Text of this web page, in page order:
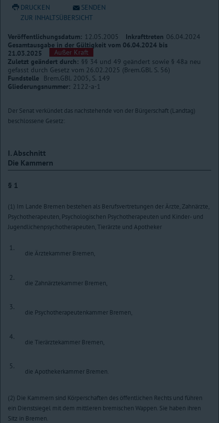
DRUCKEN
SENDEN
ZUR INHALTSÜBERSICHT
Veröffentlichungsdatum: 12.05.2005 Inkrafttreten 06.04.2024
Gesamtausgabe in der Gültigkeit vom 06.04.2024 bis
21.03.2025
Außer Kraft
Zuletzt geändert durch: §§ 34 und 49 geändert sowie § 48a neu
gefasst durch Gesetz vom 26.02.2025 (Brem.GBl. S. 56)
Fundstelle
Brem.GBl. 2005, S. 149
Gliederungsnummer: 2122-a-1
Der Senat verkündet das nachstehende von der Bürgerschaft (Landtag)
beschlossene Gesetz:
I. Abschnitt
Die Kammern
§ 1
(1) Im Lande Bremen bestehen als Berufsvertretungen der Ärzte, Zahnärzte,
Psychotherapeuten, Psychologischen Psychotherapeuten und Kinder- und
Jugendlichenpsychotherapeuten, Tierärzte und Apotheker
1.
die Ärztekammer Bremen,
2.
die Zahnärztekammer Bremen,
3.
die Psychotherapeutenkammer Bremen,
4.
die Tierärztekammer Bremen,
5.
die Apothekerkammer Bremen.
(2) Die Kammern sind Körperschaften des öffentlichen Rechts und führen
ein Dienstsiegel mit dem mittleren bremischen Wappen. Sie haben ihren
Sitz in Bremen.